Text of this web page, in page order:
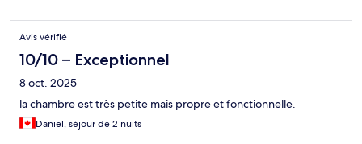
Avis vérifié
10/10 – Exceptionnel
8 oct. 2025
la chambre est très petite mais propre et fonctionnelle.
Daniel, séjour de 2 nuits